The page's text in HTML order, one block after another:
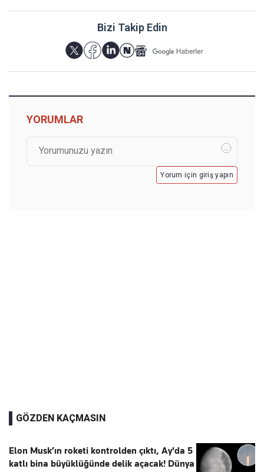
Bizi Takip Edin
YORUMLAR
Yorum için giriş yapın
GÖZDEN KAÇMASIN
Elon Musk’ın roketi kontrolden çıktı, Ay'da 5
katlı bina büyüklüğünde delik açacak! Dünya